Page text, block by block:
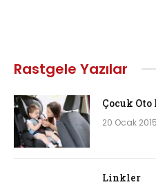
Rastgele Yazılar
Çocuk
20 Ocak 2015
Linkler